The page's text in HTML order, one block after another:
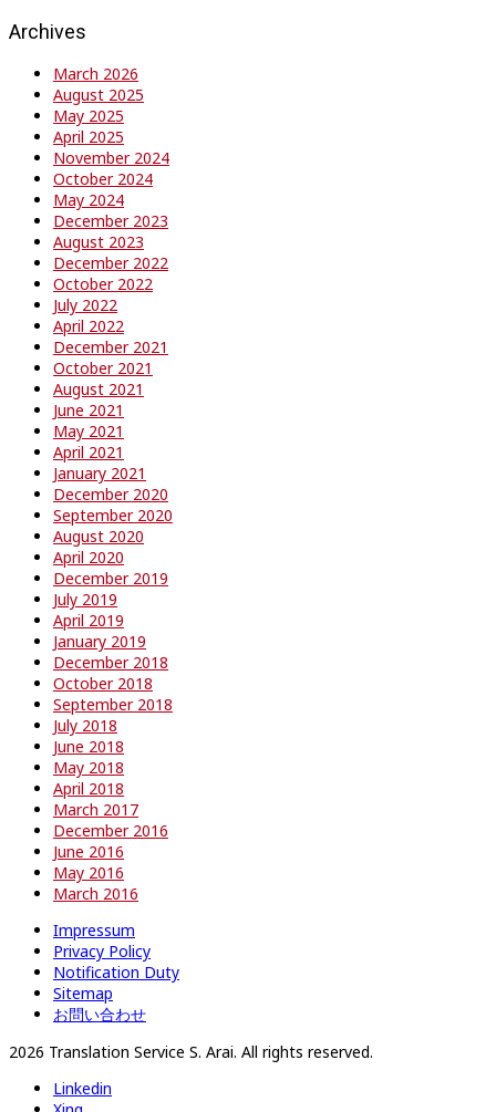
Archives
March 2026
August 2025
May 2025
April 2025
November 2024
October 2024
May 2024
December 2023
August 2023
December 2022
October 2022
July 2022
April 2022
December 2021
October 2021
August 2021
June 2021
May 2021
April 2021
January 2021
December 2020
September 2020
August 2020
April 2020
December 2019
July 2019
April 2019
January 2019
December 2018
October 2018
September 2018
July 2018
June 2018
May 2018
April 2018
March 2017
December 2016
June 2016
May 2016
March 2016
Impressum
Privacy Policy
Notification Duty
Sitemap
お問い合わせ
2026 Translation Service S. Arai. All rights reserved.
Linkedin